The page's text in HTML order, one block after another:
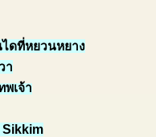
ดที่หยวนหยาง
า
เจ้า